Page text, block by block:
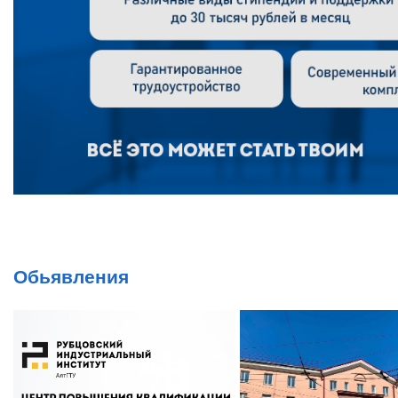
Обьявления